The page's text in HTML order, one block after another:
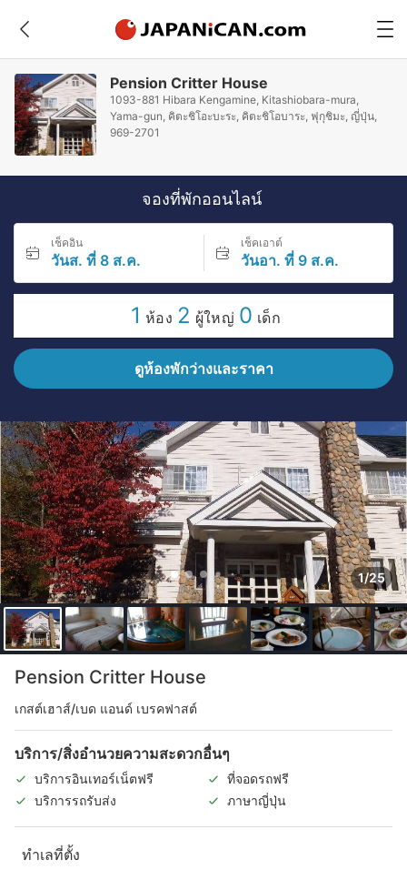
Pension Critter House
1093-881 Hibara Kengamine, Kitashiobara-mura,
Yama-gun, คิตะชิโอะบะระ, คิตะชิโอบาระ, ฟุกุชิมะ, ญี่ปุ่น,
969-2701
จองที่พักออนไลน์
เช็คอิน
วันส. ที่ 8 ส.ค.
เช็คเอาต์
วันอา. ที่ 9 ส.ค.
1 ห้อง 2 ผู้ใหญ่ 0 เด็ก
ดูห้องพักว่างและราคา
1/25
Pension Critter House
เกสต์เฮาส์/เบด แอนด์ เบรคฟาสต์
บริการ/สิ่งอำนวยความสะดวกอื่นๆ
บริการอินเทอร์เน็ตฟรี
ที่จอดรถฟรี
บริการรถรับส่ง
ภาษาญี่ปุ่น
ทำเลที่ตั้ง